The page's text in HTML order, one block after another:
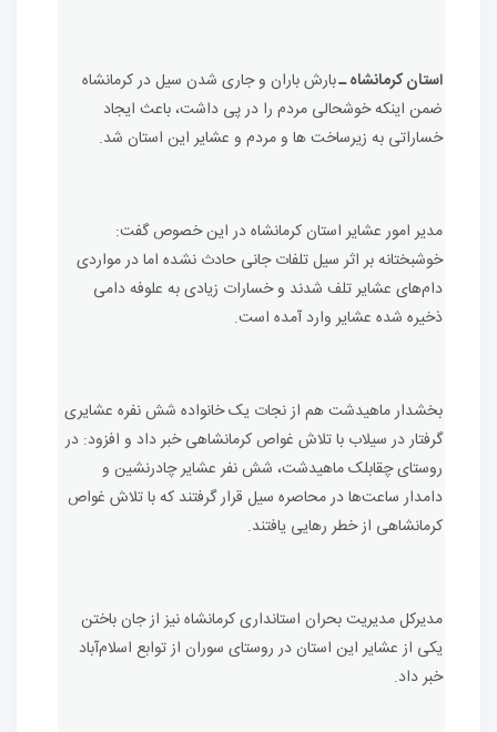
استان کرمانشاه ـبارش‌ باران و جاری شدن سیل در کرمانشاه
ضمن اینکه خوشحالی مردم را در پی داشت، باعث ایجاد
خساراتی به زیرساخت ها و مردم و عشایر این استان شد.
مدیر امور عشایر استان کرمانشاه در این خصوص گفت:
خوشبختانه بر اثر سیل تلفات جانی حادث نشده اما در مواردی
دام‌های عشایر تلف شدند و خسارات زیادی به علوفه دامی
ذخیره شده عشایر وارد آمده است.
بخشدار ماهیدشت هم از نجات یک خانواده شش نفره عشایری
گرفتار در سیلاب با تلاش غواص کرمانشاهی خبر داد و افزود: در
روستای چقابلک ماهیدشت، شش نفر عشایر چادرنشین و
دامدار ساعت‌ها در محاصره سیل قرار گرفتند که با تلاش غواص
کرمانشاهی از خطر رهایی یافتند.
مدیرکل مدیریت بحران استانداری کرمانشاه نیز از جان باختن
یکی از عشایر این استان در روستای سوران از توابع اسلام‌آباد
خبر داد.